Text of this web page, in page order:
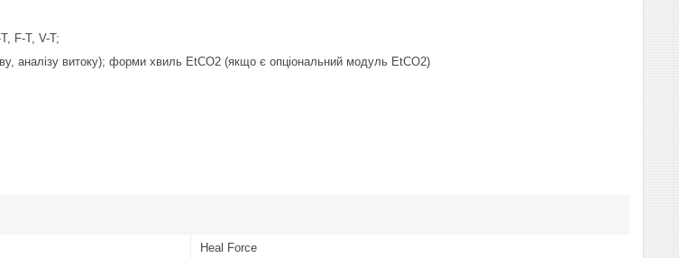
F-T, V-T;
аналізу витоку); форми хвиль EtCO2 (якщо є опціональний модуль EtCO2)
Heal Force